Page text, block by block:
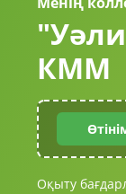
КММ
Оқыту